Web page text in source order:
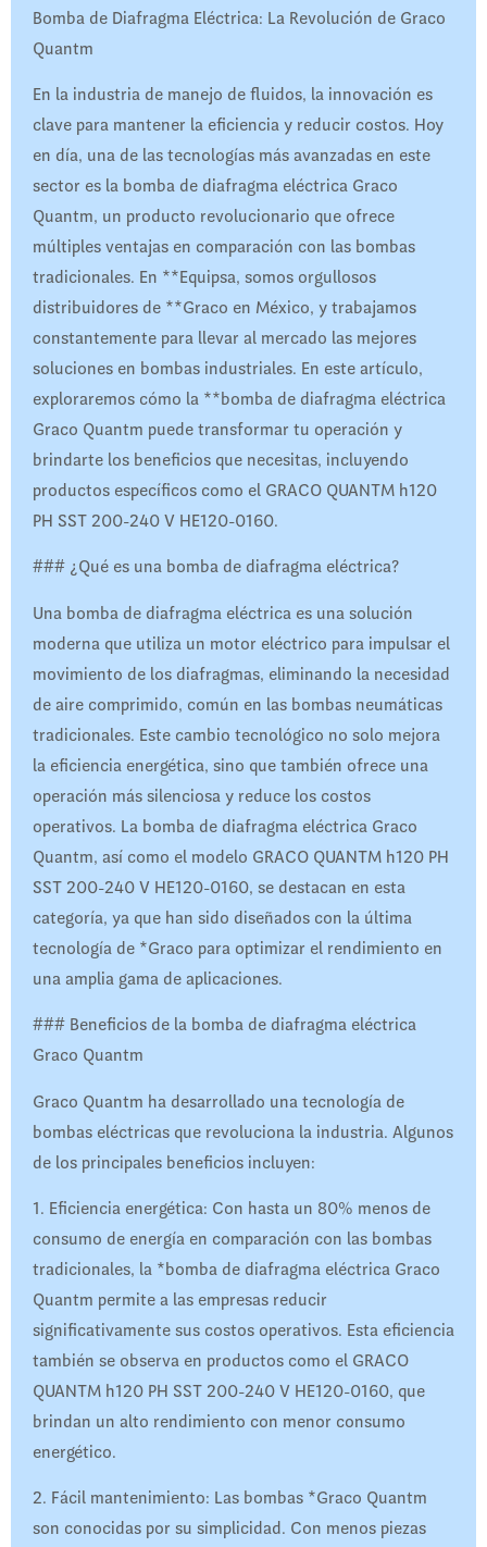
Bomba de Diafragma Eléctrica: La Revolución de Graco
Quantm
En la industria de manejo de fluidos, la innovación es
clave para mantener la eficiencia y reducir costos. Hoy
en día, una de las tecnologías más avanzadas en este
sector es la bomba de diafragma eléctrica Graco
Quantm, un producto revolucionario que ofrece
múltiples ventajas en comparación con las bombas
tradicionales. En **Equipsa, somos orgullosos
distribuidores de **Graco en México, y trabajamos
constantemente para llevar al mercado las mejores
soluciones en bombas industriales. En este artículo,
exploraremos cómo la **bomba de diafragma eléctrica
Graco Quantm puede transformar tu operación y
brindarte los beneficios que necesitas, incluyendo
productos específicos como el GRACO QUANTM h120
PH SST 200-240 V HE120-0160.
### ¿Qué es una bomba de diafragma eléctrica?
Una bomba de diafragma eléctrica es una solución
moderna que utiliza un motor eléctrico para impulsar el
movimiento de los diafragmas, eliminando la necesidad
de aire comprimido, común en las bombas neumáticas
tradicionales. Este cambio tecnológico no solo mejora
la eficiencia energética, sino que también ofrece una
operación más silenciosa y reduce los costos
operativos. La bomba de diafragma eléctrica Graco
Quantm, así como el modelo GRACO QUANTM h120 PH
SST 200-240 V HE120-0160, se destacan en esta
categoría, ya que han sido diseñados con la última
tecnología de *Graco para optimizar el rendimiento en
una amplia gama de aplicaciones.
### Beneficios de la bomba de diafragma eléctrica
Graco Quantm
Graco Quantm ha desarrollado una tecnología de
bombas eléctricas que revoluciona la industria. Algunos
de los principales beneficios incluyen:
1. Eficiencia energética: Con hasta un 80% menos de
consumo de energía en comparación con las bombas
tradicionales, la *bomba de diafragma eléctrica Graco
Quantm permite a las empresas reducir
significativamente sus costos operativos. Esta eficiencia
también se observa en productos como el GRACO
QUANTM h120 PH SST 200-240 V HE120-0160, que
brindan un alto rendimiento con menor consumo
energético.
2. Fácil mantenimiento: Las bombas *Graco Quantm
son conocidas por su simplicidad. Con menos piezas